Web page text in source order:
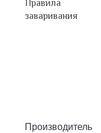
Правила
заваривания
Производитель